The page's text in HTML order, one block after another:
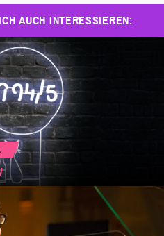
AUCH INTERESSIEREN: